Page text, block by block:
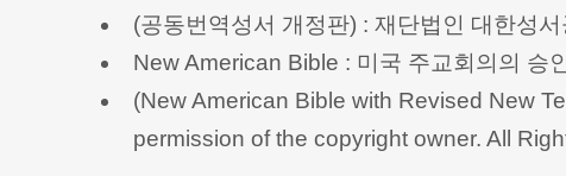
(공동번역성서 개정판) : 재단법인 대한성
New American Bible : 미국 주교회의의 승
(New American Bible with Revised New
permission of the copyright owner. All